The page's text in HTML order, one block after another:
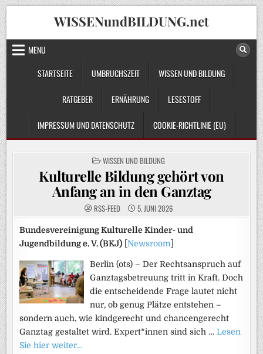
Skip
to
content
WISSENundBILDUNG.net
MENU
STARTSEITE
UMBRUCHSZEIT WISSEN UND BILDUNG
RATGEBER ERNÄHRUNG LESESTOFF
IMPRESSUM UND DATENSCHUTZ COOKIE-RICHTLINIE (EU)
POSTED
IN
WISSEN UND BILDUNG
Kulturelle Bildung gehört von
Anfang an in den Ganztag
RSS-FEED 5. JUNI 2026
Bundesvereinigung Kulturelle Kinder- und
Jugendbildung e. V. (BKJ) [Newsroom
Berlin (ots) – Der Rechtsanspruch auf
Ganztagsbetreuung tritt in Kraft. Doch
die entscheidende Frage lautet nicht
nur, ob genug Plätze entstehen –
sondern auch, wie kindgerecht und chancengerecht
Ganztag gestaltet wird. Expert*innen sind sich …Lesen
Sie hier weiter…